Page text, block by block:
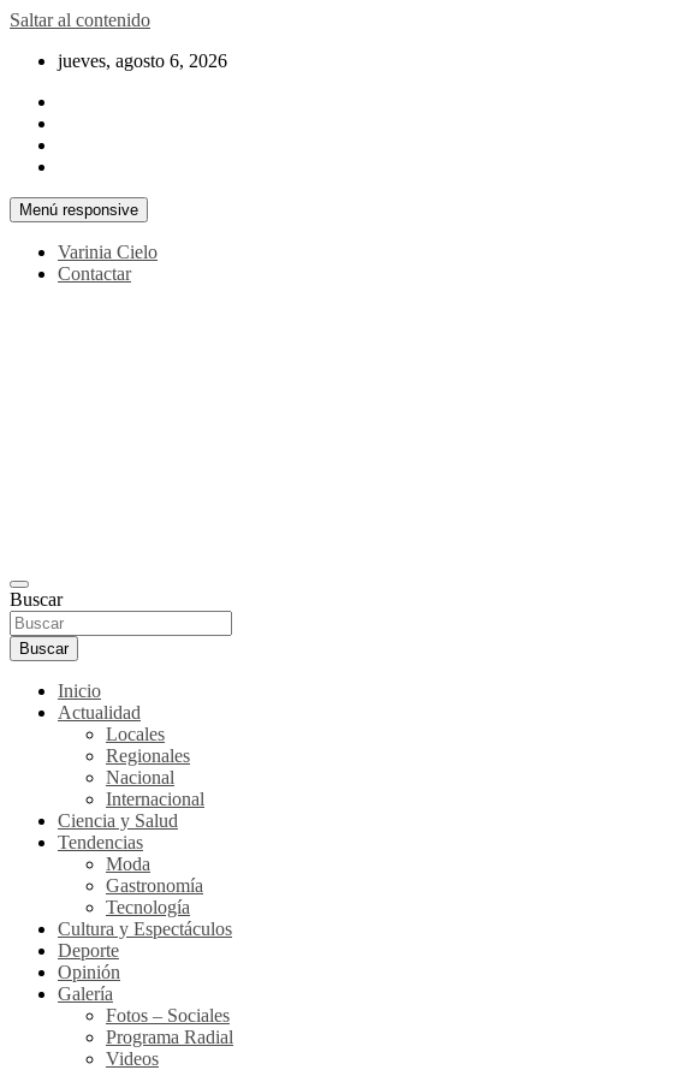
Saltar al contenido
jueves, agosto 6, 2026
Menú responsive
Varinia Cielo
Contactar
Buscar
Buscar
Inicio
Actualidad
Locales
Regionales
Nacional
Internacional
Ciencia y Salud
Tendencias
Moda
Gastronomía
Tecnología
Cultura y Espectáculos
Deporte
Opinión
Galería
Fotos – Sociales
Programa Radial
Videos